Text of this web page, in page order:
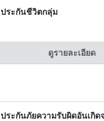
ประกันชีวิตกลุ่ม
ดูรายละเอียด
ประกันภัยความรับผิดอันเกิ